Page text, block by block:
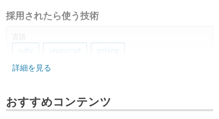
採用されたら使う技術
言語
ruby
javascript golang
フレームワーク
その他
詳細を見る
おすすめコンテンツ